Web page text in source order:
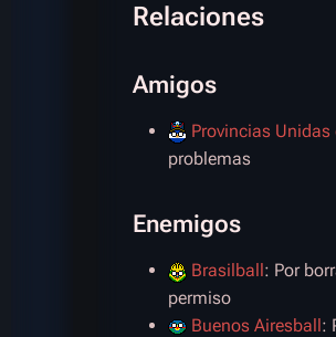
Relaciones
Amigos
Provincias
problemas
Enemigos
Brasilball: Por
permiso
Buenos Airesball: